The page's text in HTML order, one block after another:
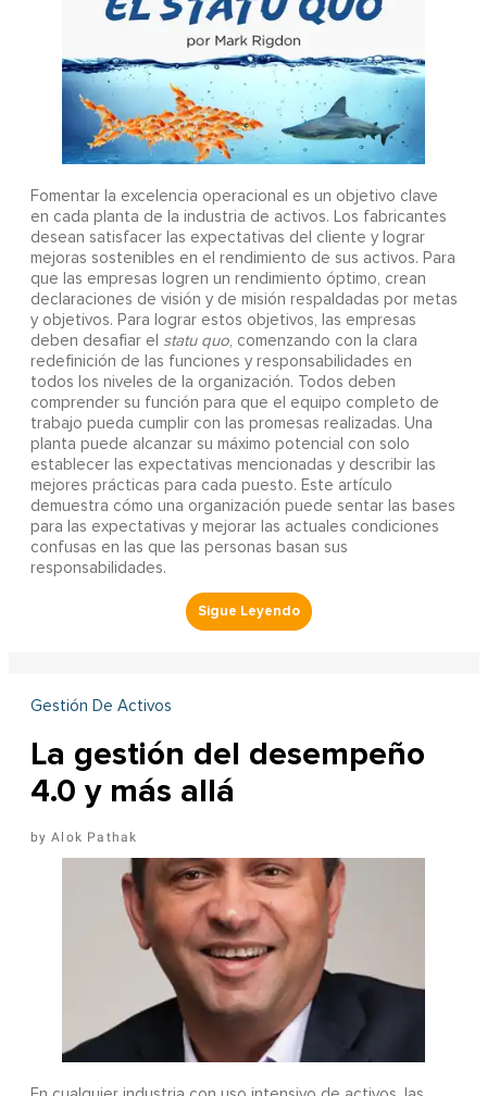
Fomentar la excelencia operacional es un objetivo clave
en cada planta de la industria de activos. Los fabricantes
desean satisfacer las expectativas del cliente y lograr
mejoras sostenibles en el rendimiento de sus activos. Para
que las empresas logren un rendimiento óptimo, crean
declaraciones de visión y de misión respaldadas por metas
y objetivos. Para lograr estos objetivos, las empresas
deben desafiar el statu quo, comenzando con la clara
redefinición de las funciones y responsabilidades en
todos los niveles de la organización. Todos deben
comprender su función para que el equipo completo de
trabajo pueda cumplir con las promesas realizadas. Una
planta puede alcanzar su máximo potencial con solo
establecer las expectativas mencionadas y describir las
mejores prácticas para cada puesto. Este artículo
demuestra cómo una organización puede sentar las bases
para las expectativas y mejorar las actuales condiciones
confusas en las que las personas basan sus
responsabilidades.
Gestión De Activos
La gestión del desempeño
4.0 y más allá
Alok Pathak